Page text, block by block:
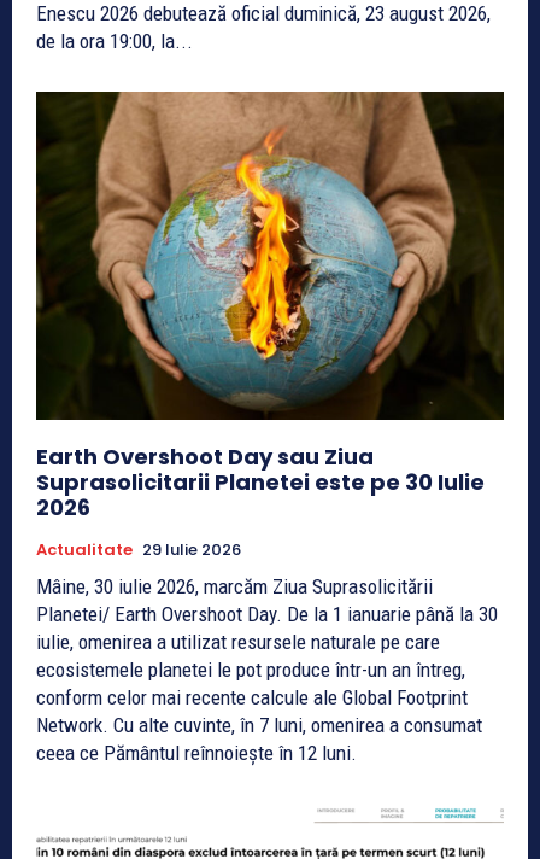
Enescu 2026 debutează oficial duminică, 23 august 2026,
de la ora 19:00, la...
Earth Overshoot Day sau Ziua
Suprasolicitarii Planetei este pe 30 Iulie
2026
Actualitate 29 Iulie 2026
Mâine, 30 iulie 2026, marcăm Ziua Suprasolicitării
Planetei/ Earth Overshoot Day. De la 1 ianuarie până la 30
iulie, omenirea a utilizat resursele naturale pe care
ecosistemele planetei le pot produce într-un an întreg,
conform celor mai recente calcule ale Global Footprint
Network. Cu alte cuvinte, în 7 luni, omenirea a consumat
ceea ce Pământul reînnoiește în 12 luni.